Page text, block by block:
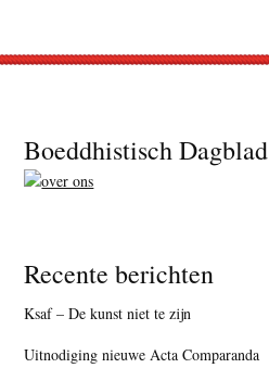
Footer
Boeddhistisch Dagblad
Recente berichten
Ksaf – De kunst niet te zijn
Uitnodiging nieuwe Acta Comparanda